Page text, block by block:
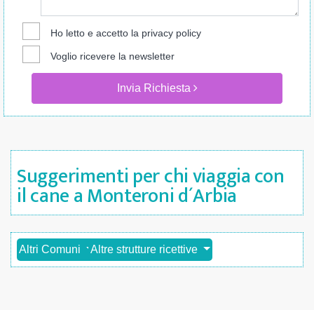
Ho letto e accetto la privacy policy
Voglio ricevere la newsletter
Invia Richiesta
Suggerimenti per chi viaggia con
il cane a Monteroni d´Arbia
Altri Comuni Altre strutture ricettive